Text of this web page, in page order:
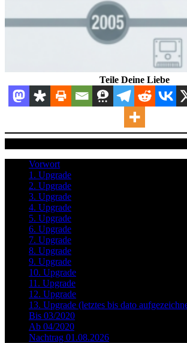
Teile Deine Liebe
Vorwort
1. Upgrade
2. Upgrade
3. Upgrade
4. Upgrade
5. Upgrade
6. Upgrade
7. Upgrade
8. Upgrade
9. Upgrade
10. Upgrade
11. Upgrade
12. Upgrade
13. Upgrade (letztes bis dato
Bis 03/2020
Ab 04/2020
Nachtrag 01.08.2026